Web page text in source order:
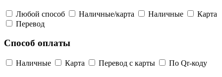
Любой способ Наличные/карта Наличные
Карта
Перевод
Способ оплаты
Наличные Карта Перевод с карты По Qr-коду